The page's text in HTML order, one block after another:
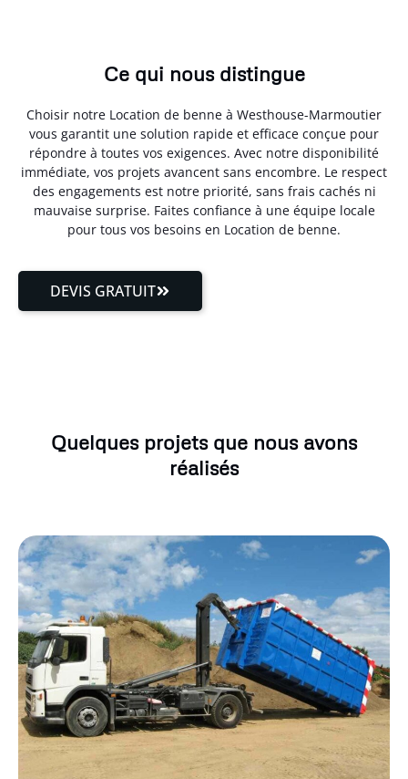
Ce qui nous distingue
Choisir notre Location de benne à Westhouse-Marmoutier
vous garantit une solution rapide et efficace conçue pour
répondre à toutes vos exigences. Avec notre disponibilité
immédiate, vos projets avancent sans encombre. Le respect
des engagements est notre priorité, sans frais cachés ni
mauvaise surprise. Faites confiance à une équipe locale
pour tous vos besoins en Location de benne.
DEVIS GRATUIT
Quelques projets que nous avons
réalisés